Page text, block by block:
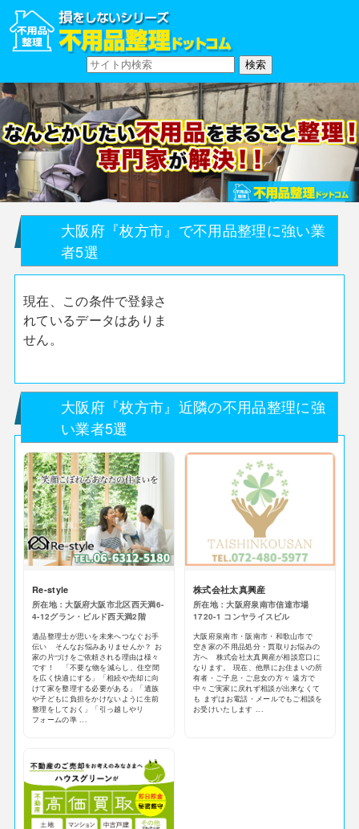
大阪府『枚方市』で不用品整理に強い業
者5選
現在、この条件で登録さ
れているデータはありま
せん。
大阪府『枚方市』近隣の不用品整理に強
い業者5選
Re-style
所在地：大阪府大阪市北区西天満6-
4-12グラン・ビルド西天満2階
遺品整理士が思いを未来へつなぐお手
伝い そんなお悩みありませんか？ お
家の片づけをご依頼される理由は様々
です！ 「不要な物を減らし、住空間
を広く快適にする」「相続や売却に向
けて家を整理する必要がある」「遺族
や子どもに負担をかけないように生前
整理をしておく」「引っ越しやリ
フォームの準 ...
株式会社太真興産
所在地：大阪府泉南市信達市場
1720-1 コンヤライスビル
大阪府泉南市・阪南市・和歌山市で
空き家の不用品処分・買取りお悩みの
方へ 株式会社太真興産が相談窓口に
なります。 現在、他県にお住まいの所
有者・ご子息・ご息女の方々 遠方で
中々ご実家に戻れず相談が出来なくて
も まずはお電話・メールでもご相談を
お受けいたします ...